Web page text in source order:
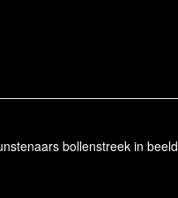
bollenstreek in beeld